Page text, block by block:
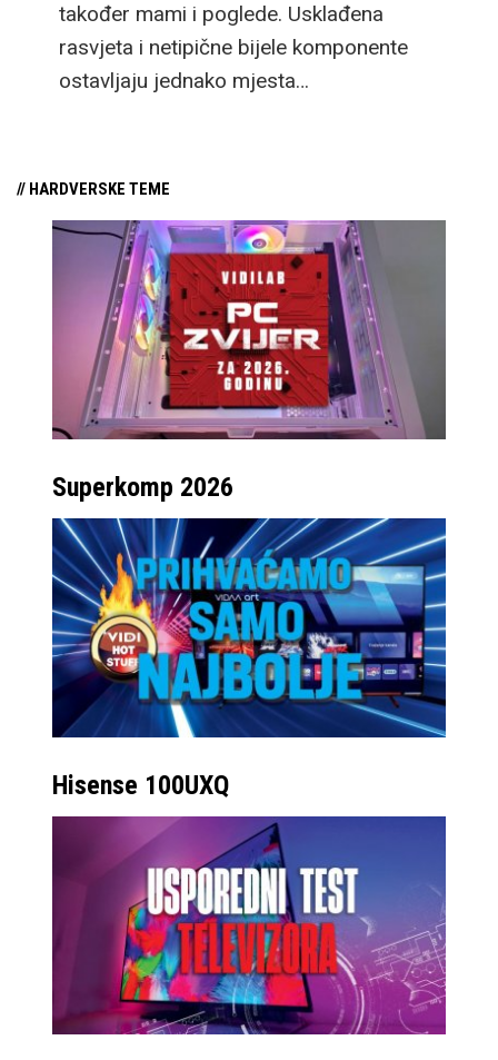
također mami i poglede. Usklađena
rasvjeta i netipične bijele komponente
ostavljaju jednako mjesta…
// HARDVERSKE TEME
Superkomp 2026
Hisense 100UXQ